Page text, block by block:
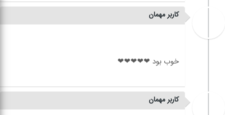
کاربر مهمان
کاربر مهمان